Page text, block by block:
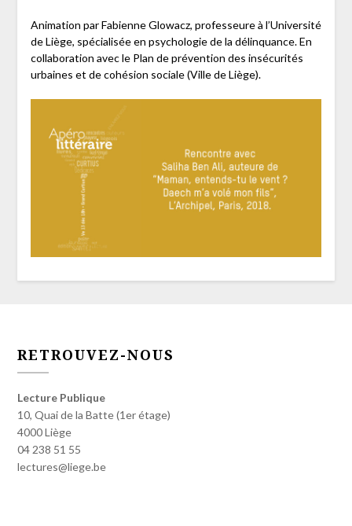
Animation par Fabienne Glowacz, professeure à l’Université
de Liège, spécialisée en psychologie de la délinquance. En
collaboration avec le Plan de prévention des insécurités
urbaines et de cohésion sociale (Ville de Liège).
RETROUVEZ-NOUS
Lecture Publique
10, Quai de la Batte (1er étage)
4000 Liège
04 238 51 55
lectures@liege.be